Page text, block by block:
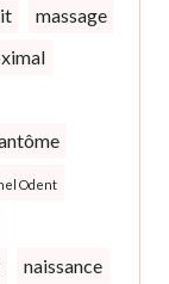
massage
Odent
naissance